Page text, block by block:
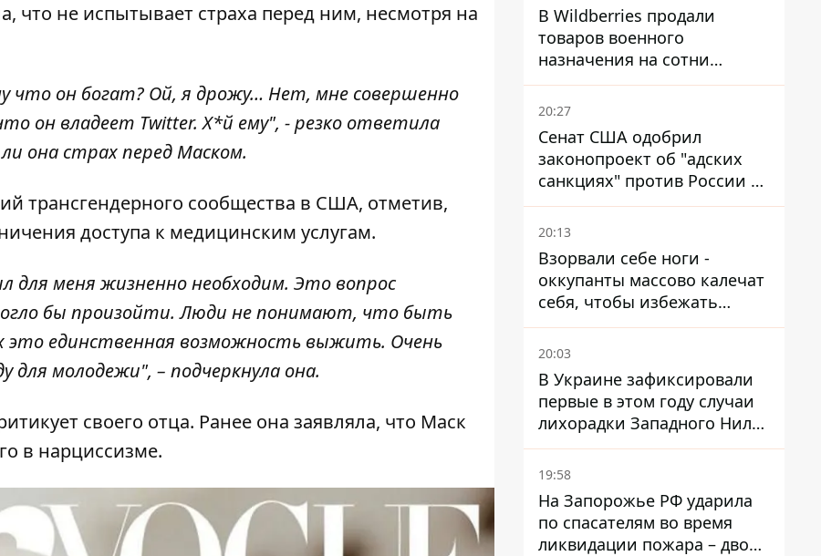
что не испытывает страха перед ним, несмотря на
что он богат? Ой, я дрожу… Нет, мне совершенно
он владеет Twitter. Х*й ему", - резко ответила
она страх перед Маском.
трансгендерного сообщества в США, отметив,
доступа к медицинским услугам.
для меня жизненно необходим. Это вопрос
бы произойти. Люди не понимают, что быть
это единственная возможность выжить. Очень
для молодежи", – подчеркнула она.
своего отца. Ранее она заявляла, что Маск
в нарциссизме.
В Wildberries продали
товаров военного
назначения на сотни
миллионов, но удары ВСУ
изменили ситуацию
20:27
Сенат США одобрил
законопроект об "адских
санкциях" против России и
Ирана
20:13
Взорвали себе ноги -
оккупанты массово калечат
себя, чтобы избежать
штурмов - ГУР
20:03
В Украине зафиксировали
первые в этом году случаи
лихорадки Западного Нила:
два человека заразились
после укусов комаров
19:58
На Запорожье РФ ударила
по спасателям во время
ликвидации пожара – двое